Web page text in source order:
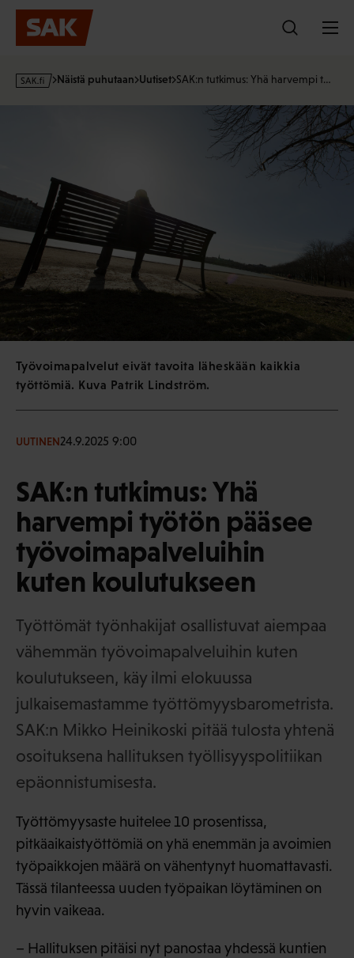
Hyppää
sisältöön
s
Näistä puhutaan Uutiset SAK:n tutkimus: Yhä harvempi t…
Työvoimapalvelut eivät tavoita läheskään kaikkia
työttömiä. Kuva Patrik Lindström.
UUTINEN24.9.2025 9:00
SAK:n tutkimus: Yhä
harvempi työtön pääsee
työvoimapalveluihin
kuten koulutukseen
Työttömät työnhakijat osallistuvat aiempaa
vähemmän työvoimapalveluihin kuten
koulutukseen, käy ilmi elokuussa
julkaisemastamme työttömyysbarometrista.
SAK:n Mikko Heinikoski pitää tulosta yhtenä
osoituksena hallituksen työllisyyspolitiikan
epäonnistumisesta.
Työttömyysaste huitelee 10 prosentissa,
pitkäaikaistyöttömiä on yhä enemmän ja avoimien
työpaikkojen määrä on vähentynyt huomattavasti.
Tässä tilanteessa uuden työpaikan löytäminen on
hyvin vaikeaa.
– Hallituksen pitäisi nyt panostaa yhdessä kuntien